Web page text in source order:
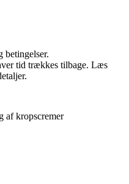
betingelser.
tid trækkes tilbage. Læs
af kropscremer